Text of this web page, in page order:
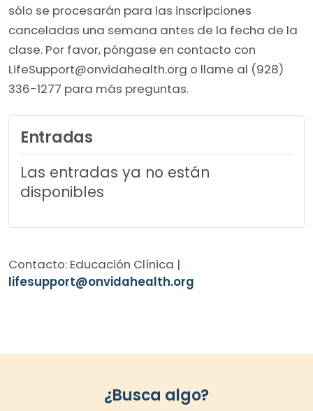
sólo se procesarán para las inscripciones
canceladas una semana antes de la fecha de la
clase. Por favor, póngase en contacto con
LifeSupport@onvidahealth.org o llame al (928)
336-1277 para más preguntas.
Entradas
Las entradas ya no están
disponibles
Contacto: Educación Clínica |
lifesupport@onvidahealth.org
¿Busca algo?